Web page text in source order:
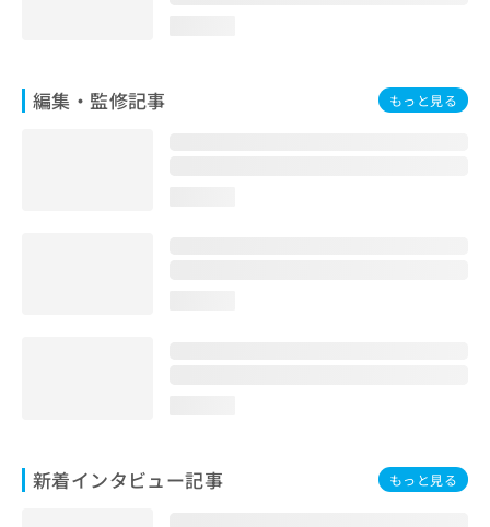
編集・監修記事 もっと見る
新着インタビュー記事 もっと見る